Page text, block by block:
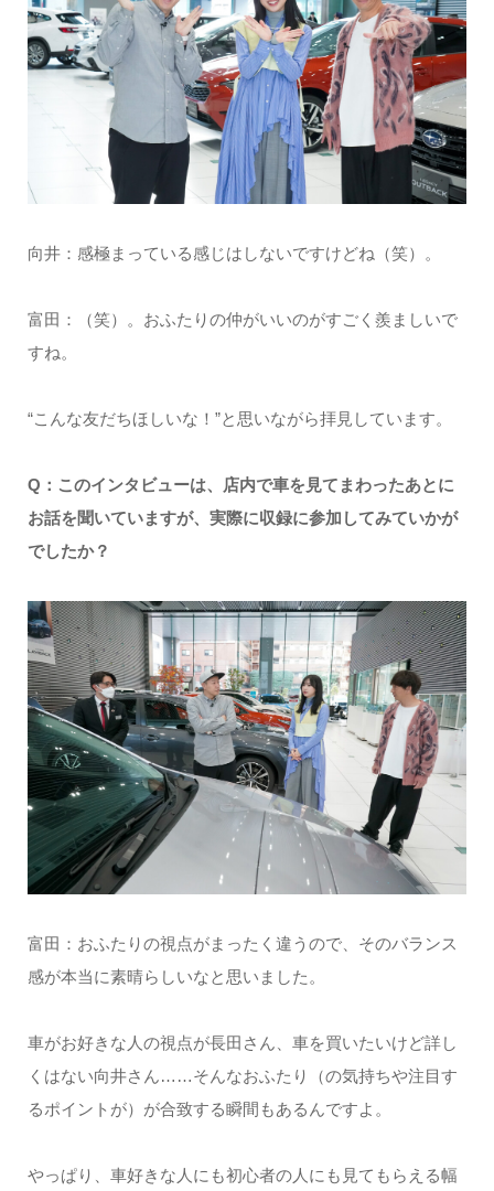
向井：感極まっている感じはしないですけどね（笑）。
富田：（笑）。おふたりの仲がいいのがすごく羨ましいで
すね。
“こんな友だちほしいな！”と思いながら拝見しています。
Q：このインタビューは、店内で車を見てまわったあとに
お話を聞いていますが、実際に収録に参加してみていかが
でしたか？
富田：おふたりの視点がまったく違うので、そのバランス
感が本当に素晴らしいなと思いました。
車がお好きな人の視点が長田さん、車を買いたいけど詳し
くはない向井さん……そんなおふたり（の気持ちや注目す
るポイントが）が合致する瞬間もあるんですよ。
やっぱり、車好きな人にも初心者の人にも見てもらえる幅